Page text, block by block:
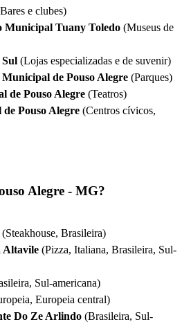
e clubes)
Municipal Tuany Toledo (Museus de
(Lojas especializadas e de suvenir)
de Pouso Alegre (Parques)
de Pouso Alegre (Teatros)
Pouso Alegre (Centros cívicos,
Alegre - MG?
(Steakhouse, Brasileira)
Altavile (Pizza, Italiana, Brasileira, Sul-
Sul-americana)
Europeia central)
Do Ze Arlindo (Brasileira, Sul-